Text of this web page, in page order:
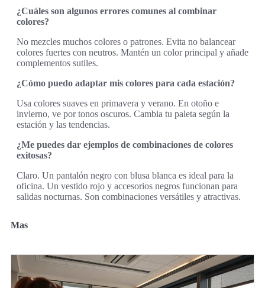
¿Cuáles son algunos errores comunes al combinar
colores?
No mezcles muchos colores o patrones. Evita no balancear
colores fuertes con neutros. Mantén un color principal y añade
complementos sutiles.
¿Cómo puedo adaptar mis colores para cada estación?
Usa colores suaves en primavera y verano. En otoño e
invierno, ve por tonos oscuros. Cambia tu paleta según la
estación y las tendencias.
¿Me puedes dar ejemplos de combinaciones de colores
exitosas?
Claro. Un pantalón negro con blusa blanca es ideal para la
oficina. Un vestido rojo y accesorios negros funcionan para
salidas nocturnas. Son combinaciones versátiles y atractivas.
Mas